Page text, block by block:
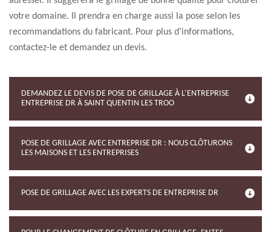
votre domaine. Il prendra en charge aussi la pose selon les
recommandations du fabricant. Pour plus d’informations,
contactez-le et demandez un devis.
DEMANDEZ LE DEVIS DE POSE DE GRILLAGE À L’ENTREPRISE
ENTREPRISE DR À SAINT QUENTIN LES TROO
POSE DE GRILLAGE AVEC ENTREPRISE DR : NOUS CLÔTURONS
LES MAISONS ET LES ENTREPRISES
POSE DE GRILLAGE AVEC LES EXPERTS DE ENTREPRISE DR